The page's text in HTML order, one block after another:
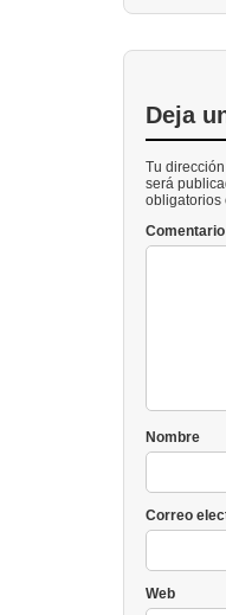
Deja
Tu
será
obligatorios
Comentario
Nombre
Correo
Web